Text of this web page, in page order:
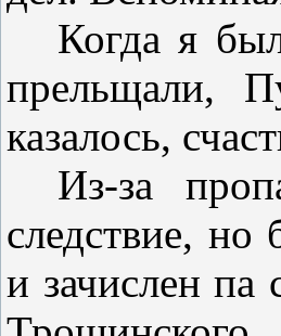
Когда я
прельщали,
казалось,
Из-за
следствие,
и зачислен